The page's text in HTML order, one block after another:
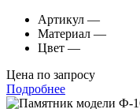
Артикул —
Материал —
Цвет —
Цена по запросу
Подробнее